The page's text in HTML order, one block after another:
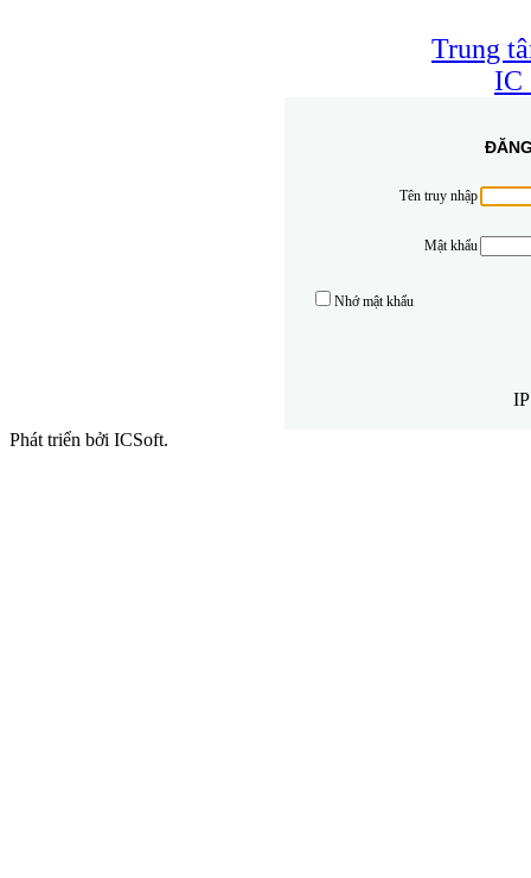
Trung
IC
Tên truy nhập
Mật khẩu
Nhớ mật khẩu
Phát triển bởi ICSoft.